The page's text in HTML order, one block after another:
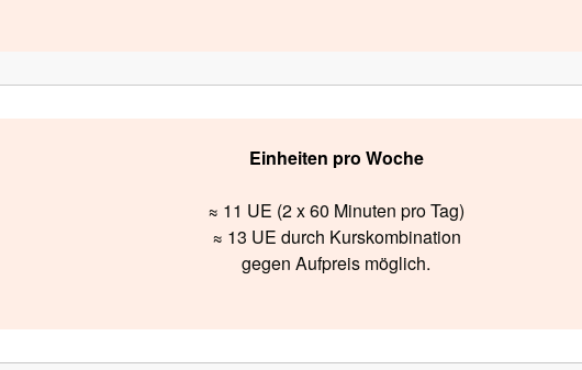
Einheiten pro Woche
≈ 11 UE (2 x 60 Minuten pro Tag)
≈ 13 UE durch Kurskombination
gegen Aufpreis möglich.